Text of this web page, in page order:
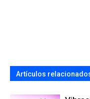
Artículos